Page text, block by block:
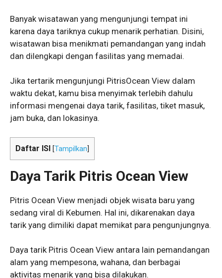
Banyak wisatawan yang mengunjungi tempat ini
karena daya tariknya cukup menarik perhatian. Disini,
wisatawan bisa menikmati pemandangan yang indah
dan dilengkapi dengan fasilitas yang memadai.
Jika tertarik mengunjungi PitrisOcean View dalam
waktu dekat, kamu bisa menyimak terlebih dahulu
informasi mengenai daya tarik, fasilitas, tiket masuk,
jam buka, dan lokasinya.
Daftar ISI [Tampilkan
Daya Tarik Pitris Ocean View
Pitris Ocean View menjadi objek wisata baru yang
sedang viral di Kebumen. Hal ini, dikarenakan daya
tarik yang dimiliki dapat memikat para pengunjungnya.
Daya tarik Pitris Ocean View antara lain pemandangan
alam yang mempesona, wahana, dan berbagai
aktivitas menarik yang bisa dilakukan.